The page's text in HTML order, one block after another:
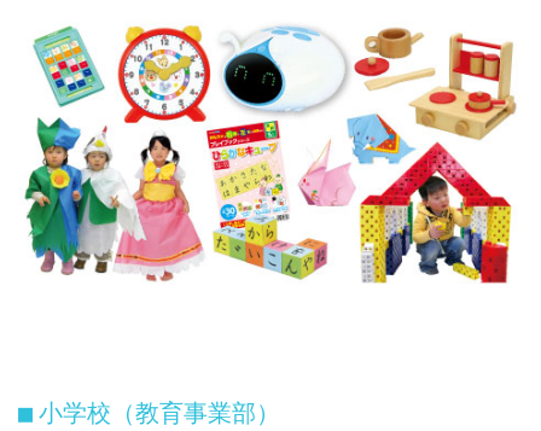
■ 小学校（教育事業部）